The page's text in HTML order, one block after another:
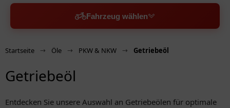
Fahrzeug wählen
Startseite Öle PKW & NKW Getriebeöl
Getriebeöl
Entdecken Sie unsere Auswahl an Getriebeölen für optimale